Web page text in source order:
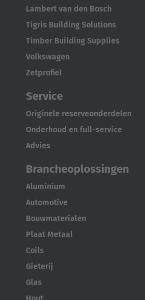
Lambert van den Bosch
Tigris Building Solutions
Timber Building Supplies
Volkswagen
Zetprofiel
Service
Originele reserveonderdelen
Onderhoud en full-service
Advies
Brancheoplossingen
Aluminium
Automotive
Bouwmaterialen
Plaat Metaal
Coils
Gieterij
Glas